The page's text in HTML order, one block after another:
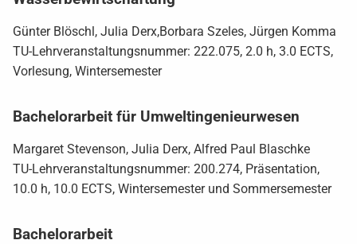
Günter Blöschl, Julia Derx,Borbara Szeles, Jürgen Komma
TU-Lehrveranstaltungsnummer: 222.075, 2.0 h, 3.0 ECTS,
Vorlesung, Wintersemester
Bachelorarbeit für Umweltingenieurwesen
Margaret Stevenson, Julia Derx, Alfred Paul Blaschke
TU-Lehrveranstaltungsnummer: 200.274, Präsentation,
10.0 h, 10.0 ECTS, Wintersemester und Sommersemester
Bachelorarbeit